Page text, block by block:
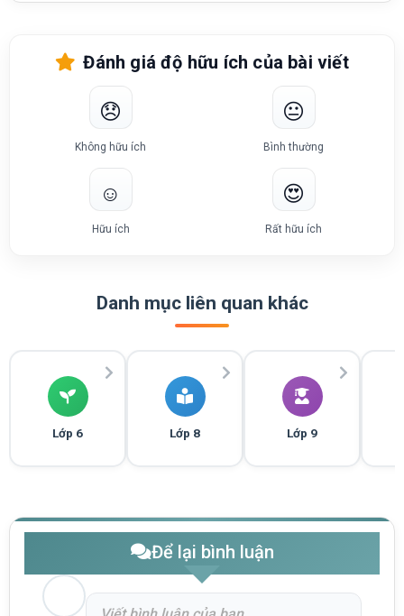
Đánh giá độ hữu ích của bài viết
😞
Không hữu ích
😐
Bình thường
☺️
Hữu ích
😍
Rất hữu ích
Danh mục liên quan khác
Lớp 6 Lớp 8 Lớp 9
Để lại bình luận